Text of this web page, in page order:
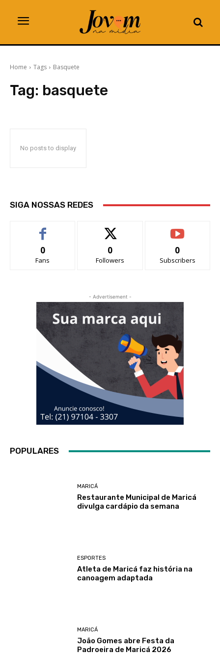
Home Tags Basquete
Tag: basquete
No posts to display
SIGA NOSSAS REDES
0
Fans
0
Followers
0
Subscribers
- Advertisement -
POPULARES
MARICÁ
Restaurante Municipal de Maricá
divulga cardápio da semana
ESPORTES
Atleta de Maricá faz história na
canoagem adaptada
MARICÁ
João Gomes abre Festa da
Padroeira de Maricá 2026